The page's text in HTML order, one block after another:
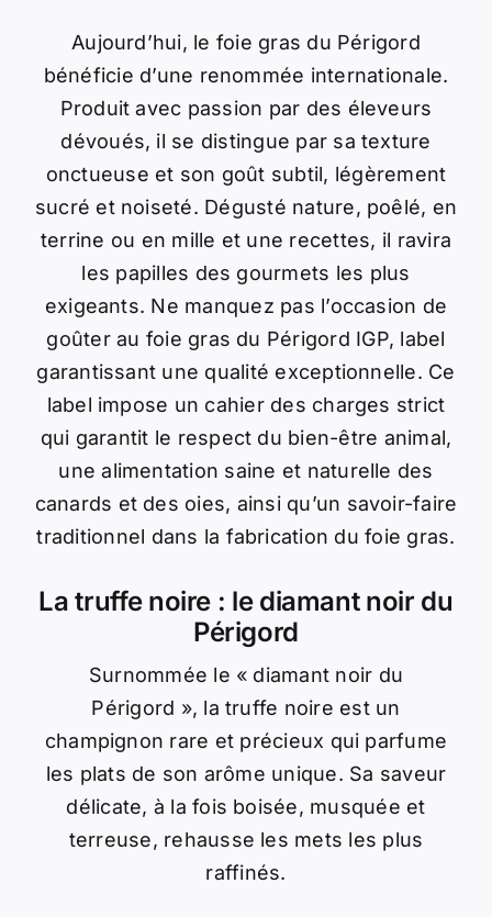
Aujourd’hui, le foie gras du Périgord
bénéficie d’une renommée internationale.
Produit avec passion par des éleveurs
dévoués, il se distingue par sa texture
onctueuse et son goût subtil, légèrement
sucré et noiseté. Dégusté nature, poêlé, en
terrine ou en mille et une recettes, il ravira
les papilles des gourmets les plus
exigeants. Ne manquez pas l’occasion de
goûter au foie gras du Périgord IGP, label
garantissant une qualité exceptionnelle. Ce
label impose un cahier des charges strict
qui garantit le respect du bien-être animal,
une alimentation saine et naturelle des
canards et des oies, ainsi qu’un savoir-faire
traditionnel dans la fabrication du foie gras.
La truffe noire : le diamant noir du
Périgord
Surnommée le « diamant noir du
Périgord », la truffe noire est un
champignon rare et précieux qui parfume
les plats de son arôme unique. Sa saveur
délicate, à la fois boisée, musquée et
terreuse, rehausse les mets les plus
raffinés.